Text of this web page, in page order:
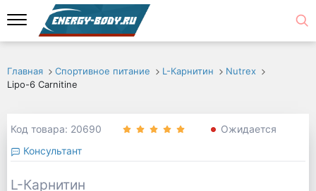
Главная Спортивное питание L-Карнитин
Nutrex
Lipo-6 Carnitine
Код товара: 20690
Ожидается
Консультант
L-Карнитин